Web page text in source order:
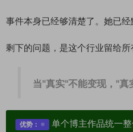
事件本身已经够清楚了。她已经
剩下的问题，是这个行业留给所
当"真实"不能变现，"真
优势：
单个博主作品统一